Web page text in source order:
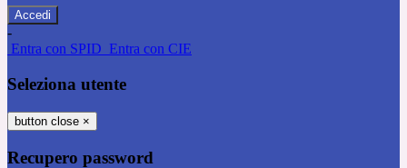
-
Entra con SPID Entra con CIE
Seleziona utente
button close ×
Recupero password